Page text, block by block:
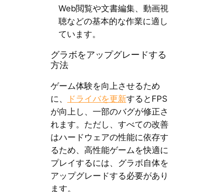
Web閲覧や文書編集、動画視
聴などの基本的な作業に適し
ています。
グラボをアップグレードする
方法
ゲーム体験を向上させるため
に、
ドライバを更新するとFPS
が向上し、一部のバグが修正さ
れます。ただし、すべての改善
はハードウェアの性能に依存す
るため、高性能ゲームを快適に
プレイするには、グラボ自体を
アップグレードする必要があり
ます。